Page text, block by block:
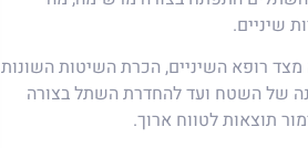
שיניים.
רופא השיניים, הכרת השיטות השונות
של השטח ועד להחדרת השתל בצורה
תוצאות לטווח ארוך.